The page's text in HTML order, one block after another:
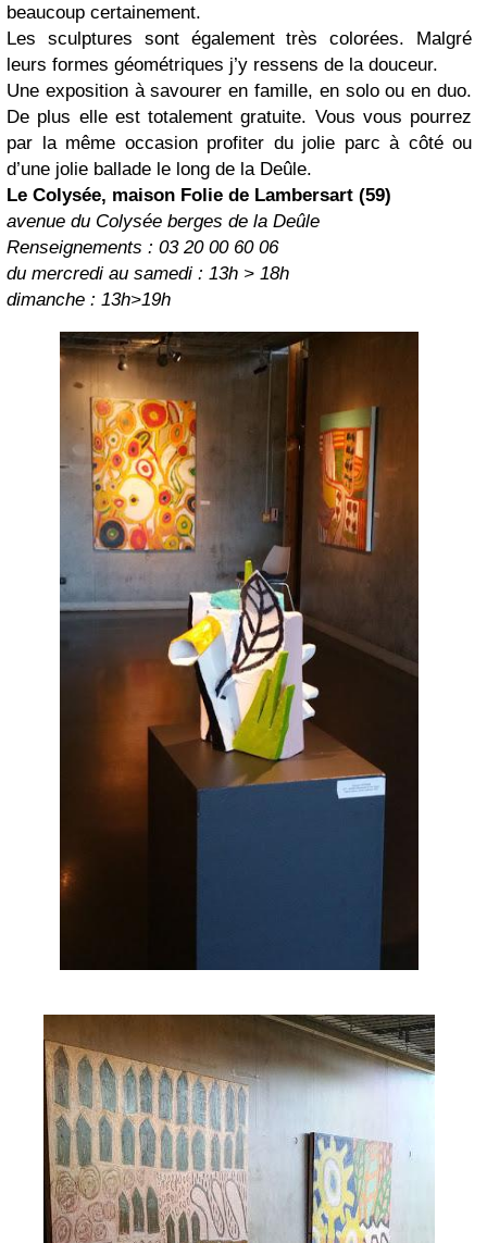
beaucoup certainement.
Les sculptures sont également très colorées. Malgré
leurs formes géométriques j’y ressens de la douceur.
Une exposition à savourer en famille, en solo ou en duo.
De plus elle est totalement gratuite. Vous vous pourrez
par la même occasion profiter du jolie parc à côté ou
d’une jolie ballade le long de la Deûle.
Le Colysée, maison Folie de Lambersart (59)
avenue du Colysée berges de la Deûle
Renseignements : 03 20 00 60 06
du mercredi au samedi : 13h > 18h
dimanche : 13h>19h